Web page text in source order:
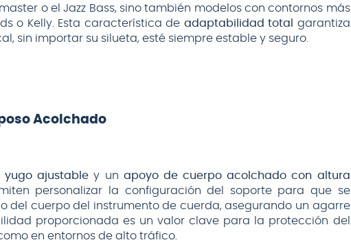
o el Jazz Bass, sino también modelos con contornos más
o Kelly. Esta característica de adaptabilidad total
garantiza
sin importar su silueta, esté siempre estable y seguro.
Acolchado
yugo ajustable y un apoyo de cuerpo acolchado con altura
personalizar la configuración del soporte para que se
del cuerpo del instrumento de cuerda, asegurando un agarre
proporcionada es un valor clave para la protección del
en entornos de alto tráfico.